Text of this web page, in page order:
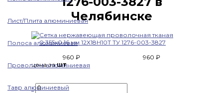
Лист/Плита алюминиевая
Полоса алюминиевая
Проволока алюминиевая
Тавр алюминиевый
Челябинске
960 ₽
960 ₽
цена зашт
-